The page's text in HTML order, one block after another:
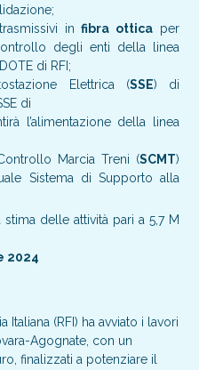
infibra otticaper
degli enti della linea
di RFI;
Elettrica (SSE) di
di
l’alimentazione della linea
Marcia Treni (SCMT)
Sistema di Supporto alla
delle attività pari a 5,7 M
2024
Italiana (RFI) ha avviato i lavori
Agognate, con un
finalizzati a potenziare il